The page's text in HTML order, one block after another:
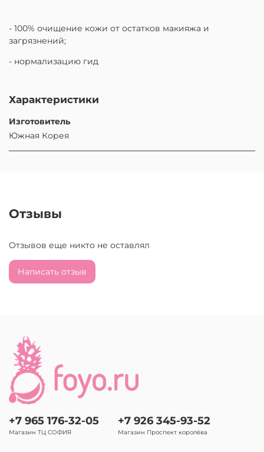
- 100% очищение кожи от остатков макияжа и
загрязнений;
- нормализацию гид
Характеристики
Изготовитель
Южная Корея
Отзывы
Отзывов еще никто не оставлял
Написать отзыв
+7 965 176-32-05
Магазин ТЦ СОФИЯ
+7 926 345-93-52
Магазин Проспект королёва